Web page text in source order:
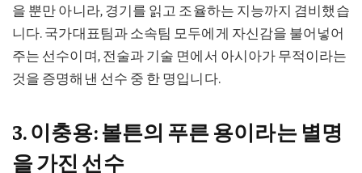
을 뿐만 아니라, 경기를 읽고 조율하는 지능까지 겸비했습
니다. 국가대표팀과 소속팀 모두에게 자신감을 불어넣어
주는 선수이며, 전술과 기술 면에서 아시아가 무적이라는
것을 증명해낸 선수 중 한 명입니다.
3. 이충용: 볼튼의 푸른 용이라는 별명
을 가진 선수